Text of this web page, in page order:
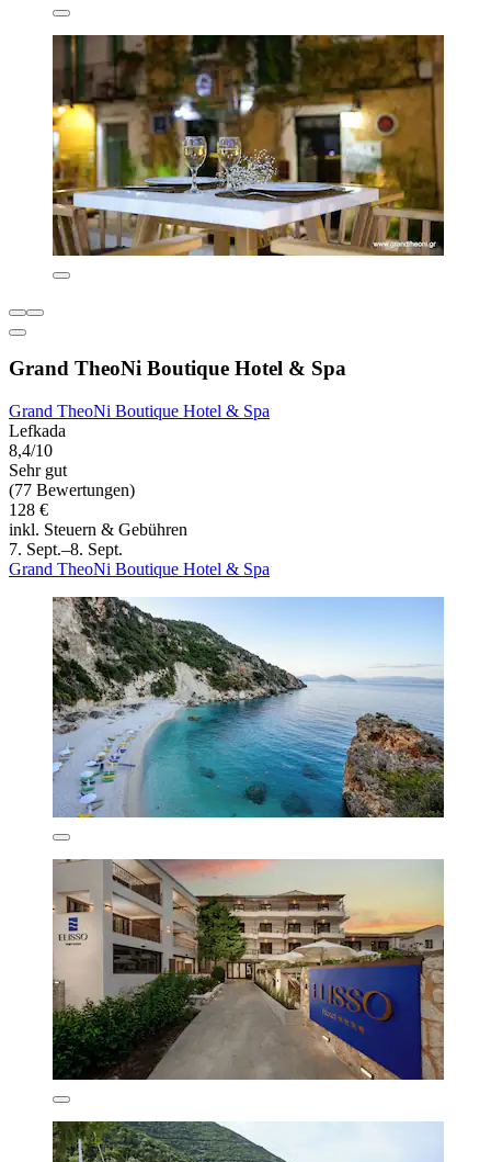
Grand TheoNi Boutique Hotel & Spa
Grand TheoNi Boutique Hotel & Spa
Lefkada
8,4/10
Sehr gut
(77 Bewertungen)
128 €
inkl. Steuern & Gebühren
7. Sept.–8. Sept.
Grand TheoNi Boutique Hotel & Spa